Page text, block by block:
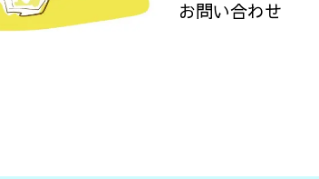
お問い合わせ